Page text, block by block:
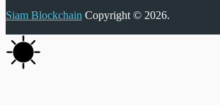
Siam Blockchain Copyright © 2026.